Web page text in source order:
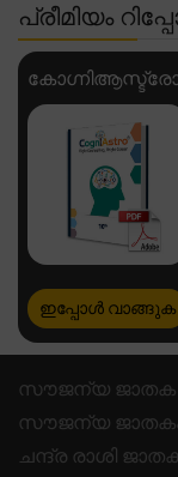
പ്രീമിയം
ഇപ്പോൾ വാങ്ങുക
സൗജന്യ
സൗജന്യ
ചന്ദ്ര രാശി